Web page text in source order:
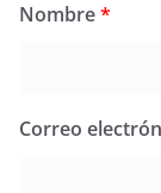
Nombre*
Correo